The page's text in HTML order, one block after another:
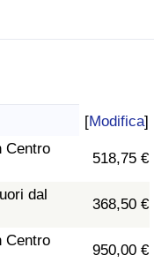
[Modifica]
Centro
518,75 €
dal
368,50 €
Centro
950,00 €